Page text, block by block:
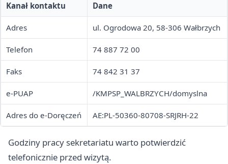
Kanał kontaktu Dane
Adres ul. Ogrodowa 20, 58-306 Wałbrzych
Telefon 74 887 72 00
Faks 74 842 31 37
e-PUAP /KMPSP_WALBRZYCH/domyslna
Adres do e-Doręczeń AE:PL-50360-80708-SRJRH-22
Godziny pracy sekretariatu warto potwierdzić
telefonicznie przed wizytą.